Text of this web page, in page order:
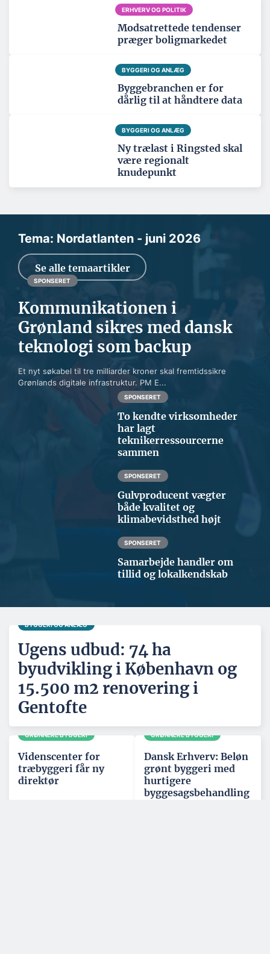
ERHVERV OG POLITIK
Modsatrettede tendenser
præger boligmarkedet
BYGGERI OG ANLÆG
Byggebranchen er for
dårlig til at håndtere data
BYGGERI OG ANLÆG
Ny trælast i Ringsted skal
være regionalt
knudepunkt
Tema: Nordatlanten - juni 2026
Se alle temaartikler
SPONSERET
Kommunikationen i
Grønland sikres med dansk
teknologi som backup
Et nyt søkabel til tre milliarder kroner skal fremtidssikre
Grønlands digitale infrastruktur. PM E...
SPONSERET
To kendte virksomheder
har lagt
teknikerressourcerne
sammen
SPONSERET
Gulvproducent vægter
både kvalitet og
klimabevidsthed højt
SPONSERET
Samarbejde handler om
tillid og lokalkendskab
BYGGERI OG ANLÆG
Ugens udbud: 74 ha
byudvikling i København og
15.500 m2 renovering i
Gentofte
GRØNNERE BYGGERI
Videnscenter for
træbyggeri får ny
direktør
GRØNNERE BYGGERI
Dansk Erhverv: Beløn
grønt byggeri med
hurtigere
byggesagsbehandling